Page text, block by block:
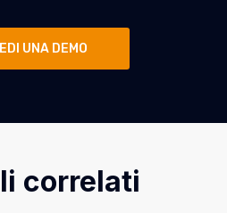
UNA DEMO
correlati